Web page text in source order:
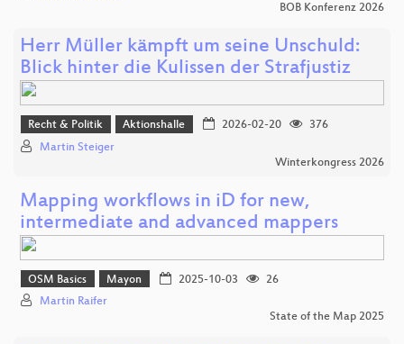
BOB Konferenz 2026
Herr Müller kämpft um seine Unschuld:
Blick hinter die Kulissen der Strafjustiz
Recht & Politik Aktionshalle 2026-02-20
376
Martin Steiger
Winterkongress 2026
Mapping workflows in iD for new,
intermediate and advanced mappers
OSM Basics Mayon 2025-10-03
26
Martin Raifer
State of the Map 2025